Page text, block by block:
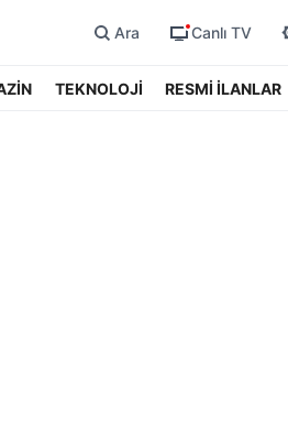
Ara Canlı TV
TEKNOLOJİ RESMİ İLANLAR